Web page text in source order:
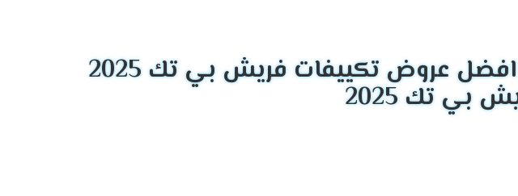
افضل عروض تكييفات فريش بي تك 2025